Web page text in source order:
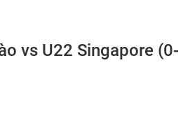
vs U22 Singapore (0-